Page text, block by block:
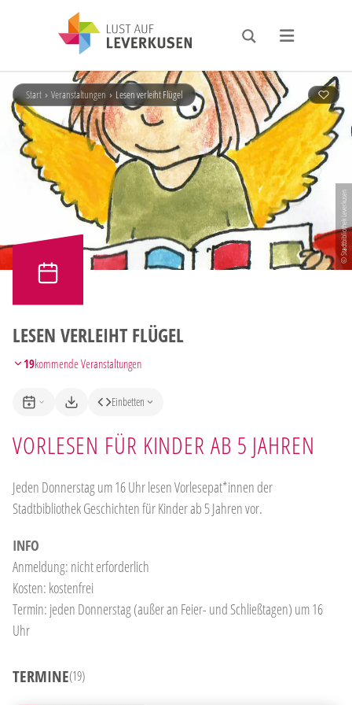
Start › Veranstaltungen › Lesen verleiht Flügel
© Stadtbibliothek Leverkusen
LESEN VERLEIHT FLÜGEL
19kommende Veranstaltungen
Einbetten
VORLESEN FÜR KINDER AB 5 JAHREN
Jeden Donnerstag um 16 Uhr lesen Vorlesepat*innen der
Stadtbibliothek Geschichten für Kinder ab 5 Jahren vor.
INFO
Anmeldung: nicht erforderlich
Kosten: kostenfrei
Termin: jeden Donnerstag (außer an Feier- und Schließtagen) um 16
Uhr
TERMINE(19)
13